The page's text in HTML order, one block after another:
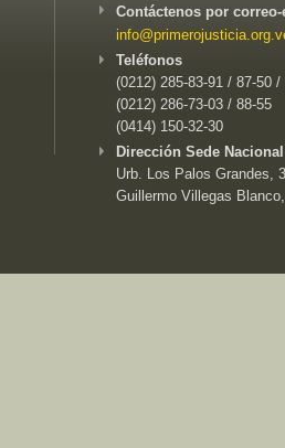
Contáctenos por
Teléfonos
(0212) 285-83-91 / 87-50 /
(0212) 286-73-03 / 88-55
(0414) 150-32-30
Dirección Sede
Urb. Los Palos Grandes,
Guillermo Villegas